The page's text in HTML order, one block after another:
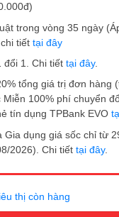
trong vòng 35 ngày
tiết tại đây
đổi 1. Chi tiết tại đây.
tổng giá trị đơn hàng
Miễn 100% phí chuyển
tín dụng TPBank EVO
Gia dụng giá sốc chỉ từ
2026). Chi tiết tại đây.
thị còn hàng